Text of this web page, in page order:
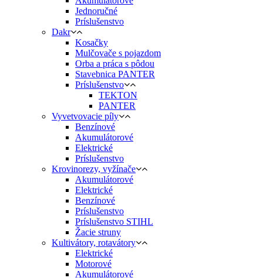
Jednoručné
Príslušenstvo
Dakr
Kosačky
Mulčovače s pojazdom
Orba a práca s pôdou
Stavebnica PANTER
Príslušenstvo
TEKTON
PANTER
Vyvetvovacie píly
Benzínové
Akumulátorové
Elektrické
Príslušenstvo
Krovinorezy, vyžínače
Akumulátorové
Elektrické
Benzínové
Príslušenstvo
Príslušenstvo STIHL
Žacie struny
Kultivátory, rotavátory
Elektrické
Motorové
Akumulátorové